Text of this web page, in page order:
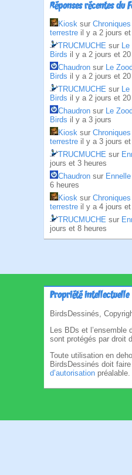
Réponses récentes du
Kiosk sur
terrestre il y a 2 jours
TRUCMUCHE sur
Birds il y a 2 jours et 20
Chaudron sur Le
Birds il y a 2 jours et 20
TRUCMUCHE sur
Birds il y a 2 jours et 20
Chaudron sur Le
Birds il y a 3 jours
Kiosk sur
terrestre il y a 3 jours
TRUCMUCHE sur
jours et 3 heures
Chaudron sur Ennelle
6 heures
Kiosk sur
terrestre il y a 4 jours
TRUCMUCHE sur
jours et 8 heures
Propriété intellectuelle
BirdsDessinés,
Les BDs et l’ensemble
sont protégés par droit
Toute utilisation en
BirdsDessinés doit faire
d’autorisation préalable.